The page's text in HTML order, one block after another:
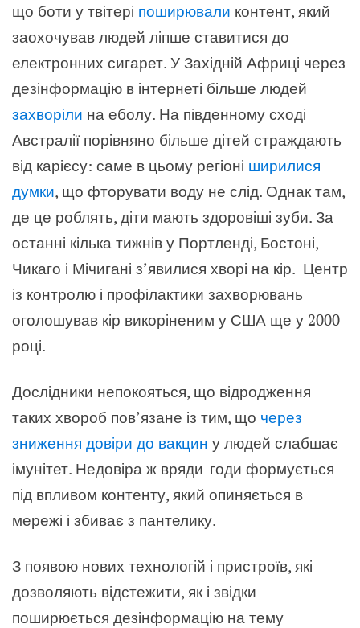
що боти у твітері поширювали контент, який
заохочував людей ліпше ставитися до
електронних сигарет. У Західній Африці через
дезінформацію в інтернеті більше людей
захворіли на еболу. На південному сході
Австралії порівняно більше дітей страждають
від карієсу: саме в цьому регіоні ширилися
думки, що фторувати воду не слід. Однак там,
де це роблять, діти мають здоровіші зуби. За
останні кілька тижнів у Портленді, Бостоні,
Чикаго і Мічигані з’явилися хворі на кір. Центр
із контролю і профілактики захворювань
оголошував кір викоріненим у США ще у 2000
році.
Дослідники непокояться, що відродження
таких хвороб пов’язане із тим, що через
зниження довіри до вакцин у людей слабшає
імунітет. Недовіра ж вряди-годи формується
під впливом контенту, який опиняється в
мережі і збиває з пантелику.
З появою нових технологій і пристроїв, які
дозволяють відстежити, як і звідки
поширюється дезінформацію на тему